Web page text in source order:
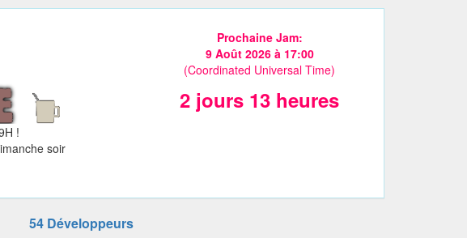
!
soir
Prochaine Jam:
9 Août 2026 à 17:00
(Coordinated Universal Time)
2 jours 13 heures
54 Développeurs